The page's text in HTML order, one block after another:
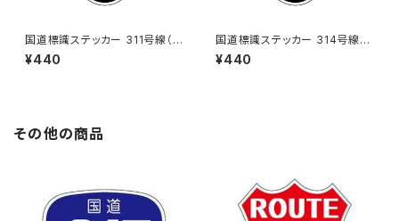
国道標識ステッカー 311号線（ブ
ラック）
¥440
国道標識ステッカー 314号線
（ブラック）
¥440
その他の商品